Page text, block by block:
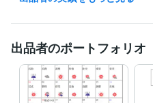
出品者のポートフォリオ